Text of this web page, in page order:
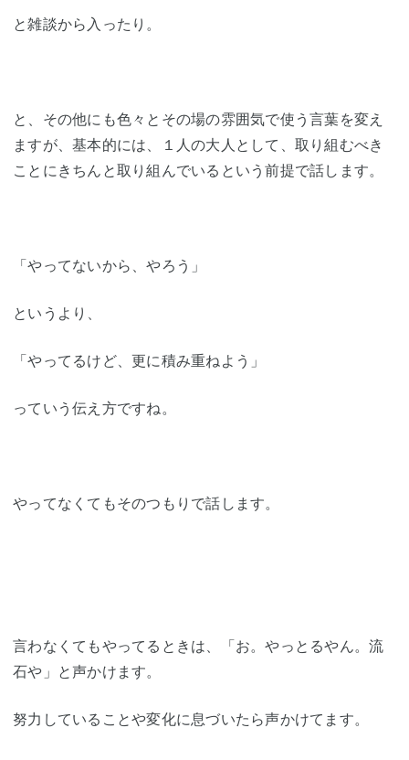
と雑談から入ったり。
と、その他にも色々とその場の雰囲気で使う言葉を変え
ますが、基本的には、１人の大人として、取り組むべき
ことにきちんと取り組んでいるという前提で話します。
「やってないから、やろう」
というより、
「やってるけど、更に積み重ねよう」
っていう伝え方ですね。
やってなくてもそのつもりで話します。
言わなくてもやってるときは、「お。やっとるやん。流
石や」と声かけます。
努力していることや変化に息づいたら声かけてます。